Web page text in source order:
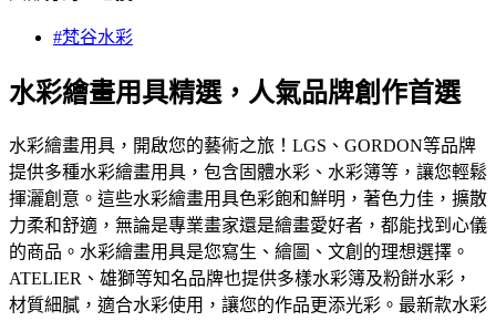
#梵谷水彩
水彩繪畫用具精選，人氣品牌創作首選
水彩繪畫用具，開啟您的藝術之旅！LGS、GORDON等品牌
提供多種水彩繪畫用具，包含固體水彩、水彩簿等，讓您輕鬆
揮灑創意。這些水彩繪畫用具色彩飽和鮮明，著色力佳，擴散
力柔和舒適，無論是專業畫家還是繪畫愛好者，都能找到心儀
的商品。水彩繪畫用具是您寫生、繪圖、文創的理想選擇。
ATELIER、雄獅等知名品牌也提供多樣水彩簿及粉餅水彩，
材質細膩，適合水彩使用，讓您的作品更添光彩。最新款水彩